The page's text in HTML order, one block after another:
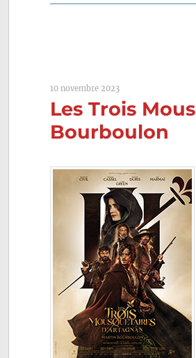
10 novembre 2023
Les Trois
Bourboulon